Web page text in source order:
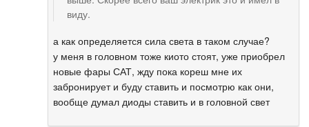
виду.
а как определяется сила света в таком случае?
у меня в головном тоже киото стоят, уже приобрел
новые фары САТ, жду пока кореш мне их
забронирует и буду ставить и посмотрю как они,
вообще думал диоды ставить и в головной свет